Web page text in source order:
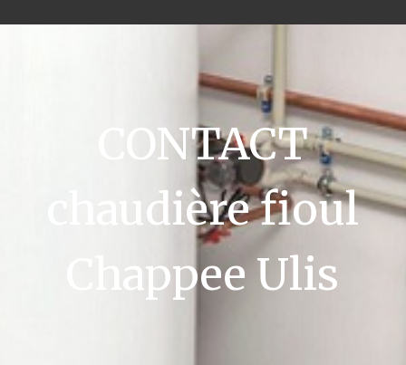
CONTACT
chaudière fioul
Chappee Ulis